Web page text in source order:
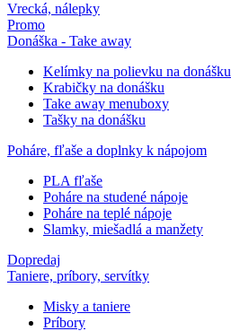
Vrecká, nálepky
Promo
Donáška - Take away
Kelímky na polievku na donášku
Krabičky na donášku
Take away menuboxy
Tašky na donášku
Poháre, fľaše a doplnky k nápojom
PLA fľaše
Poháre na studené nápoje
Poháre na teplé nápoje
Slamky, miešadlá a manžety
Dopredaj
Taniere, príbory, servítky
Misky a taniere
Príbory